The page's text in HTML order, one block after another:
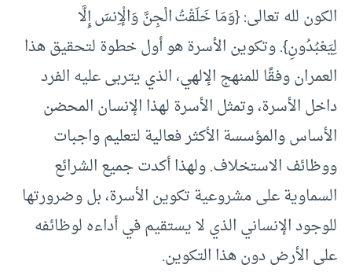
الكون لله تعالى: {وَمَا خَلَقْتُ الْجِنَّ وَالْإِنسَ إِلَّا
لِيَعْبُدُونِ}. وتكوين الأسرة هو أول خطوة لتحقيق هذا
العمران وفقًا للمنهج الإلهي، الذي يتربى عليه الفرد
داخل الأسرة، وتمثل الأسرة لهذا الإنسان المحضن
الأساس والمؤسسة الأكثر فعالية لتعليم واجبات
ووظائف الاستخلاف. ولهذا أكدت جميع الشرائع
السماوية على مشروعية تكوين الأسرة، بل وضرورتها
للوجود الإنساني الذي لا يستقيم في أداءه لوظائفه
على الأرض دون هذا التكوين.